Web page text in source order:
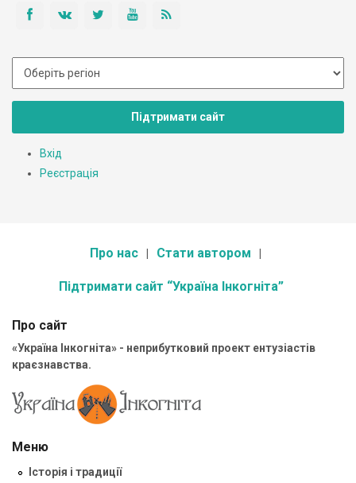
Підтримати сайт
Вхід
Реєстрація
Про нас Стати автором
Підтримати сайт “Україна Інкогніта”
Про сайт
«Україна Інкогніта» - неприбутковий проект ентузіастів
краєзнавства.
Меню
Історія і традиції